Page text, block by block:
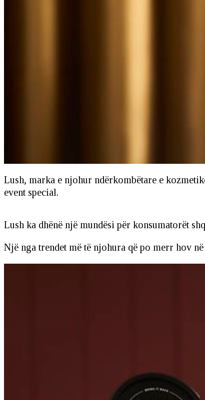
Lush, marka e njohur ndërkombëtare e
event special.
Lush ka dhënë një mundësi për konsumatorët
Një nga trendet më të njohura që po merr hov